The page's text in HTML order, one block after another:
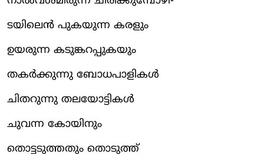
ടയിലെൻ പുകയുന്ന കരളും
ഉയരുന്ന കടുങ്കറപ്പുകയും
തകർക്കുന്നു ബോധപാളികൾ
ചിതറുന്നു തലയോട്ടികൾ
ചുവന്ന കോയിനും
തൊട്ടടുത്തതും തൊടുത്ത്